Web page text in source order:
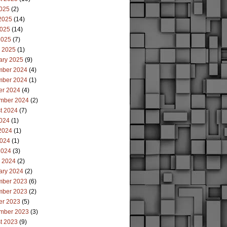
(2)
(14)
(14)
(7)
2025 (1)
2025 (9)
2024 (4)
2024 (1)
2024 (4)
2024 (2)
2024 (7)
(1)
(1)
(1)
(3)
2024 (2)
2024 (2)
2023 (6)
2023 (2)
2023 (5)
2023 (3)
2023 (9)